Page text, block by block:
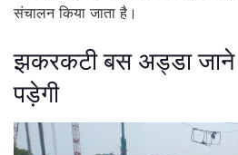
संचालन किया जाता है।
झकरकटी बस अड्डा
पड़ेगी